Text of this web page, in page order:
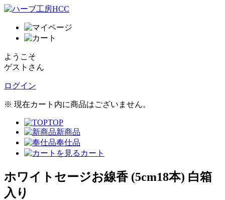
ようこそ
ゲストさん
ログイン
※ 現在カート内に商品はございません。
TOP
新商品
奉仕品
カート
ホワイトセージお線香 (5cm18本) 白箱
入り